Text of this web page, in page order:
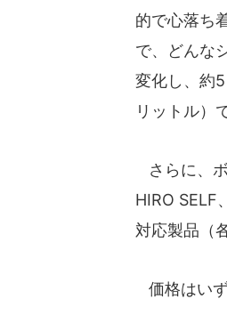
的で心落ち
で、どんな
変化し、約
リットル）
さらに、
HIRO SELF
対応製品（
価格はいず